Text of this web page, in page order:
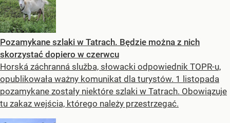
Pozamykane szlaki w Tatrach. Będzie można z nich
skorzystać dopiero w czerwcu
Horská záchranná služba, słowacki odpowiednik TOPR-u,
opublikowała ważny komunikat dla turystów. 1 listopada
pozamykane zostały niektóre szlaki w Tatrach. Obowiązuje
tu zakaz wejścia, którego należy przestrzegać.